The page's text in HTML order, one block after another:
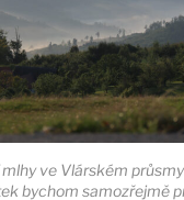
ve Vlárském
bychom samozřejmě